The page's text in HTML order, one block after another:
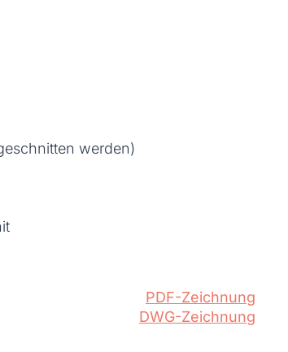
werden)
PDF-Zeichnung
DWG-Zeichnung